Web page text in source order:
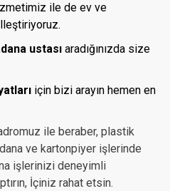
ile de ev ve
ustası aradığınızda size
için bizi arayın hemen en
ile beraber, plastik
ve kartonpiyer işlerinde
işlerinizi deneyimli
İçiniz rahat etsin.